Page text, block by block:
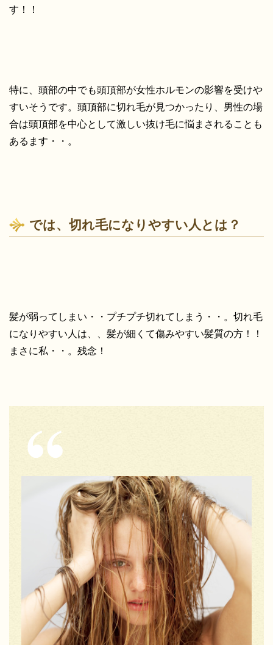
す！！
特に、頭部の中でも頭頂部が女性ホルモンの影響を受けや
すいそうです。頭頂部に切れ毛が見つかったり、男性の場
合は頭頂部を中心として激しい抜け毛に悩まされることも
あるます・・。
では、切れ毛になりやすい人とは？
髪が弱ってしまい・・プチプチ切れてしまう・・。切れ毛
になりやすい人は、、髪が細くて傷みやすい髪質の方！！
まさに私・・。残念！